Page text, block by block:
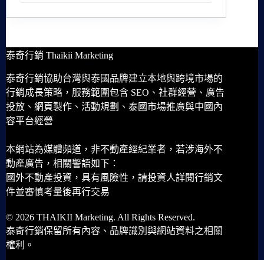
泰奇行銷 Thaikii Marketing
泰奇行銷協助台灣與泰國品牌建立本地與跨境市場的
行銷成長策略，服務範圍包含 SEO、社群經營、廣告
投放、網頁製作、活動規劃、泰國市場推廣與中國內
容平台經營
本網站為媒體頻道，非不動產經紀業者，若涉海外不
動產廣告，相關警語如下：
國外不動產投資，具有風險性，請投資人詳閱行銷文
件並審慎考量後再行交易
© 2026 THAIKII Marketing. All Rights Reserved.
泰奇行銷保留所有內容、品牌識別與網站資料之相關
權利。